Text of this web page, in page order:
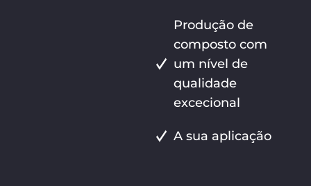
Produção de
composto com
um nível de
qualidade
excecional
A sua aplicação